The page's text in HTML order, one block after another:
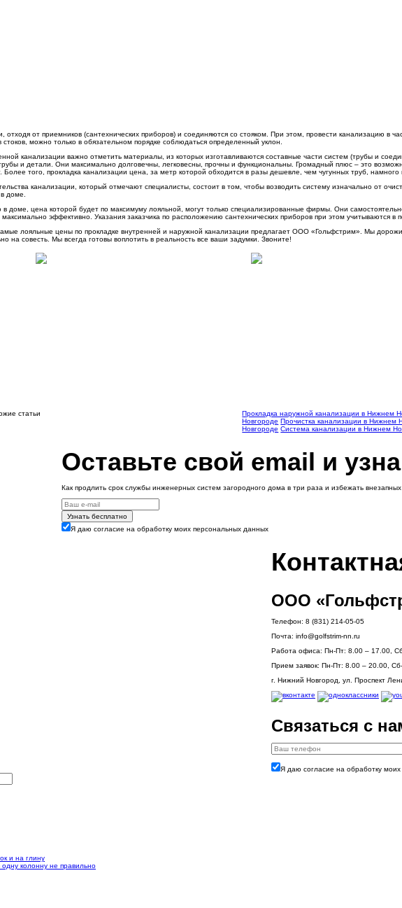
отходя от приемников (сантехнических приборов) и соединяются со стояком. При этом, провести канализацию в
стоков, можно только в обязательном порядке соблюдаться определенный уклон.
канализации важно отметить материалы, из которых изготавливаются составные части систем (трубы и
и детали. Они максимально долговечны, легковесны, прочны и функциональны. Громадный плюс – это
Более того, прокладка канализации цена, за метр которой обходится в разы дешевле, чем чугунных труб,
канализации, который отмечают специалисты, состоит в том, чтобы возводить систему изначально от
доме.
доме, цена которой будет по максимуму лояльной, могут только специализированные фирмы. Они
эффективно. Указания заказчика по расположению сантехнических приборов при этом учитываются в
лояльные цены по прокладке внутренней и наружной канализации предлагает ООО «Гольфстрим». Мы
на совесть. Мы всегда готовы воплотить в реальность все ваши задумки. Звоните!
статьи Прокладка наружной канализации в Нижнем
Новгороде Прочистка канализации в Нижнем
Новгороде Система канализации в Нижнем
Оставьте свой email и
Как продлить срок службы инженерных систем загородного дома в три раза и избежать
Узнать бесплатно
Я даю согласие на обработку моих персональных данных
ООО
Телефон: 8 (831) 214-05-05
Почта: info@golfstrim-nn.ru
Работа офиса: Пн-Пт: 8.00 – 17.00,
Прием заявок: Пн-Пт: 8.00 – 20.00,
г. Нижний Новгород, ул. Проспект
Связаться с
Я даю согласие на обработку
и на глину
колонну не правильно